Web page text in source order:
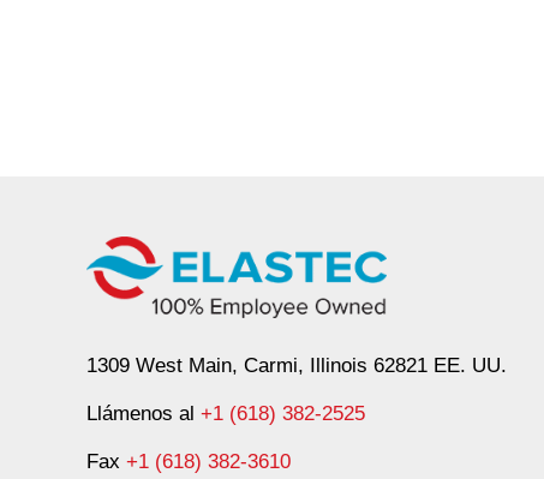
1309 West Main, Carmi, Illinois 62821 EE. UU.
Llámenos al +1 (618) 382-2525
Fax +1 (618) 382-3610